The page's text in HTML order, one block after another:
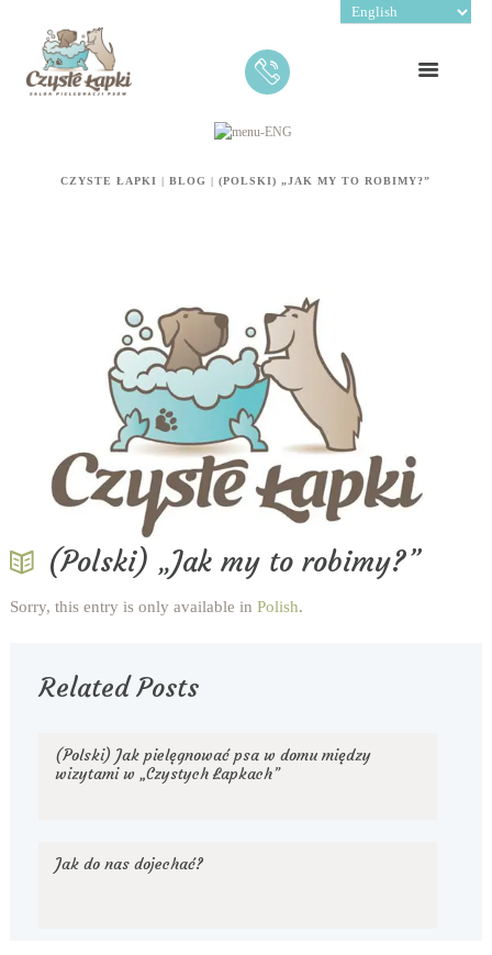
CZYSTE ŁAPKI |BLOG |(POLSKI) „JAK MY TO ROBIMY?”
(Polski) „Jak my to robimy?”
Sorry, this entry is only available in Polish.
Related Posts
(Polski) Jak pielęgnować psa w domu między
wizytami w „Czystych Łapkach”
Jak do nas dojechać?